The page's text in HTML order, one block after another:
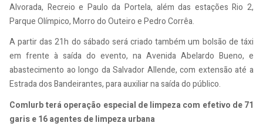
Alvorada, Recreio e Paulo da Portela, além das estações Rio 2,
Parque Olímpico, Morro do Outeiro e Pedro Corrêa.
A partir das 21h do sábado será criado também um bolsão de táxi
em frente à saída do evento, na Avenida Abelardo Bueno, e
abastecimento ao longo da Salvador Allende, com extensão até a
Estrada dos Bandeirantes, para auxiliar na saída do público.
Comlurb terá operação especial de limpeza com efetivo de 71
garis e 16 agentes de limpeza urbana